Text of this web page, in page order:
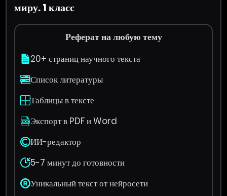
миру. 1 класс
Реферат на любую тему
20+ страниц научного текста
Список литературы
Таблицы в тексте
Экспорт в PDF и Word
ИИ-редактор
5-7 минут до готовности
Уникальный текст от нейросети